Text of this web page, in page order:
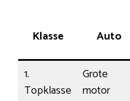
Klasse Auto
1.
Topklasse
Grote
motor